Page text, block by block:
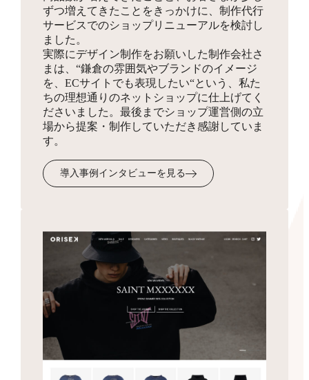
HTMLサイトマップ作成
3,300円
ショップの全体像となりSEO対策にも有効なサイトマッ
プを、フリーページを使って作成します。
受注・入金・発送メール
テンプレ作成
3,300円
お客様へ送付するメール文面のフォーマットを作成・設
同梱物
お見積り
商品を発送する際に同梱する制作物をデザインします。
ずつ増えてきたことをきっかけに、制作代行
サービスでのショップリニューアルを検討し
ました。
実際にデザイン制作をお願いした制作会社さ
まは、“鎌倉の雰囲気やブランドのイメージ
を、ECサイトでも表現したい“という、私た
ちの理想通りのネットショップに仕上げてく
ださいました。最後までショップ運営側の立
場から提案・制作していただき感謝していま
す。
導入事例インタビューを見る